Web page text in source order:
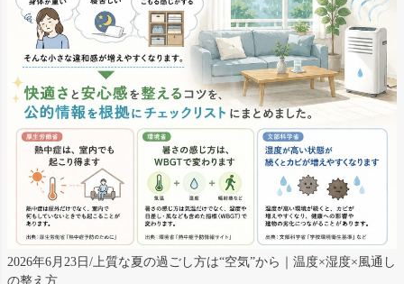
2026年6月23日/上質な夏の過ごし方は“空気”から｜温度×湿度×風通し
の整え方